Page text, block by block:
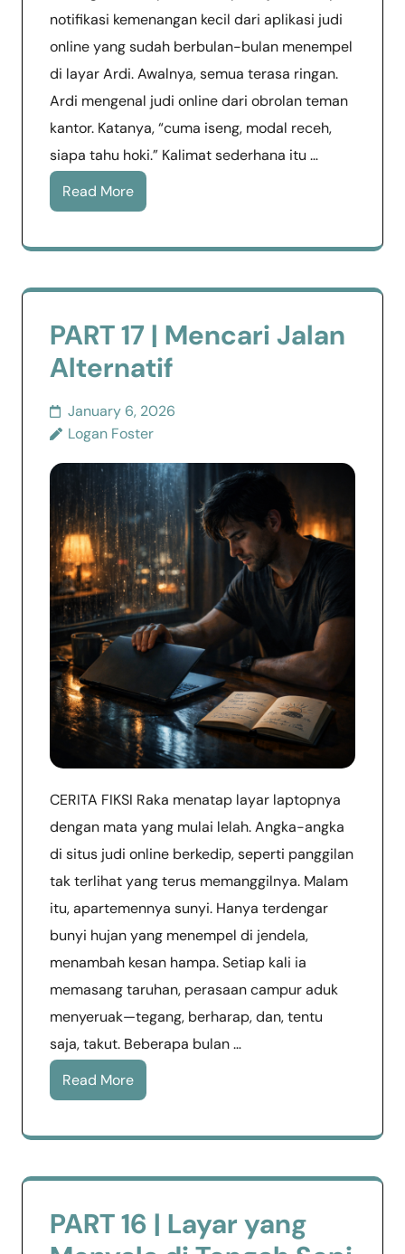
notifikasi kemenangan kecil dari aplikasi judi
online yang sudah berbulan-bulan menempel
di layar Ardi. Awalnya, semua terasa ringan.
Ardi mengenal judi online dari obrolan teman
kantor. Katanya, “cuma iseng, modal receh,
siapa tahu hoki.” Kalimat sederhana itu …
Read More
PART 17 | Mencari Jalan
Alternatif
January 6, 2026
Logan Foster
CERITA FIKSI Raka menatap layar laptopnya
dengan mata yang mulai lelah. Angka-angka
di situs judi online berkedip, seperti panggilan
tak terlihat yang terus memanggilnya. Malam
itu, apartemennya sunyi. Hanya terdengar
bunyi hujan yang menempel di jendela,
menambah kesan hampa. Setiap kali ia
memasang taruhan, perasaan campur aduk
menyeruak—tegang, berharap, dan, tentu
saja, takut. Beberapa bulan …
Read More
PART 16 | Layar yang